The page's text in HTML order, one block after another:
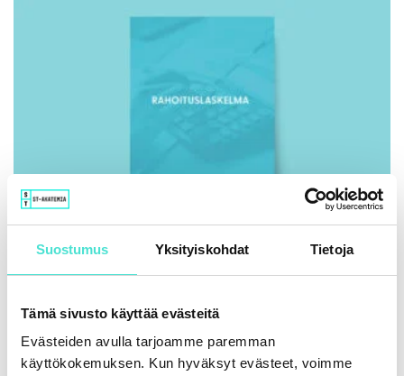
Suostumus Yksityiskohdat Tietoja
Tämä sivusto käyttää evästeitä
Evästeiden avulla tarjoamme paremman
käyttökokemuksen. Kun hyväksyt evästeet, voimme
86,00€ (+ alv)
LISÄÄ OSTOSKORIIN